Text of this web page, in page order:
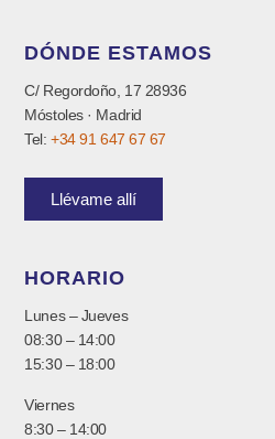
DÓNDE ESTAMOS
C/ Regordoño, 17 28936
Móstoles · Madrid
Tel:+34 91 647 67 67
Llévame allí
HORARIO
Lunes – Jueves
08:30 – 14:00
15:30 – 18:00
Viernes
8:30 – 14:00